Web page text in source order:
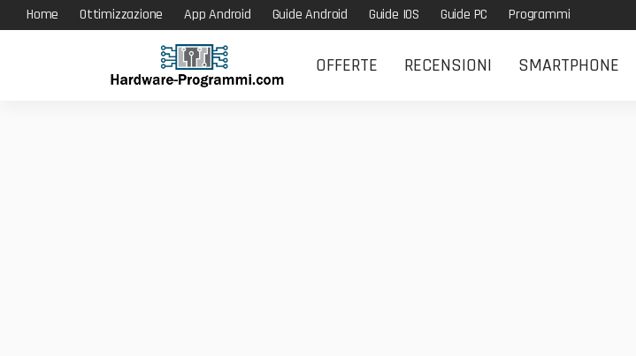
Home Ottimizzazione App Android Guide Android Guide IOS Guide PC Programmi
OFFERTE RECENSIONI SMARTPHONE